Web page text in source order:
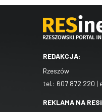
REDAKCJA:
Rzeszów
tel.: 607 872 220 |
REKLAMA NA